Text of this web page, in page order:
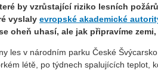
by vzrůstající riziko lesních
vyslaly evropské akademické
oheň uhasí, ale jak připravíme
les v národním parku České
létě, po týdnech spalujících teplot,